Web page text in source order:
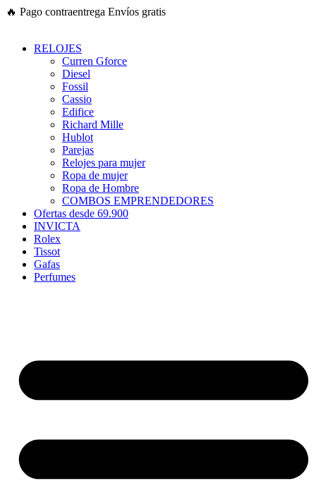
Ir
🔥 Pago contraentrega Envíos gratis
RELOJES
Curren Gforce
Diesel
Fossil
Cassio
Edifice
Richard Mille
Hublot
Parejas
Relojes para mujer
Ropa de mujer
Ropa de Hombre
COMBOS EMPRENDEDORES
Ofertas desde 69.900
INVICTA
Rolex
Tissot
Gafas
Perfumes